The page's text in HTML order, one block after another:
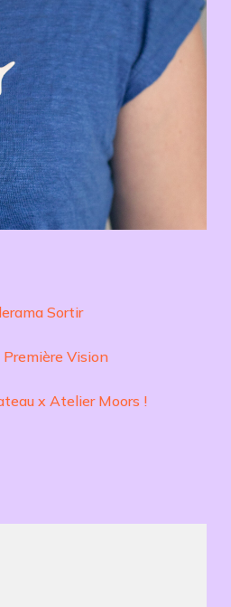
Sortir
Vision
x Atelier Moors !